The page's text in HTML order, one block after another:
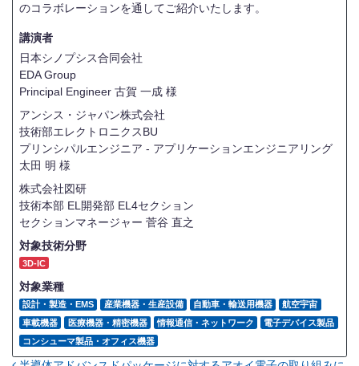
のコラボレーションを通してご紹介いたします。
講演者
日本シノプシス合同会社
EDA Group
Principal Engineer 古賀 一成 様
アンシス・ジャパン株式会社
技術部エレクトロニクスBU
プリンシパルエンジニア - アプリケーションエンジニアリング
太田 明 様
株式会社図研
技術本部 EL開発部 EL4セクション
セクションマネージャー 菅谷 直之
対象技術分野
3D-IC
対象業種
設計・製造・EMS 産業機器・生産設備 自動車・輸送用機器
航空宇宙
車載機器
医療機器・精密機器 情報通信・ネットワーク
電子デバイス製品
コンシューマ製品・オフィス機器